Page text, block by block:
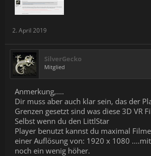
2. April 2019
SilverGecko
Mitglied
Anmerkung,....
Dir muss aber auch klar sein, das der
Grenzen gesetzt sind was diese 3D VR
Selbst wenn du den LittlStar
Player benutzt kannst du maximal
einer Auflösung von: 1920 x 1080
noch ein wenig höher.